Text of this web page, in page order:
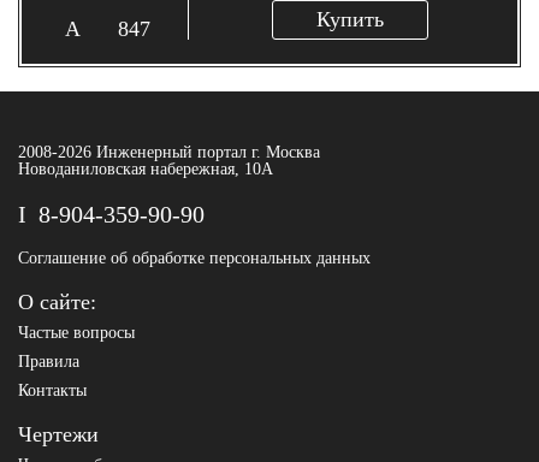
847
Купить
2008-2026 Инженерный портал г. Москва
Новоданиловская набережная, 10А
8-904-359-90-90
Соглашение об обработке персональных данных
О сайте:
Частые вопросы
Правила
Контакты
Чертежи